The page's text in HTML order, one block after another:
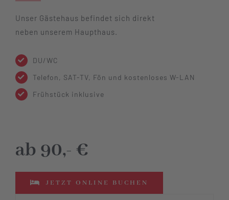
Unser Gästehaus befindet sich direkt
neben unserem Haupthaus.
DU/WC
Telefon, SAT-TV, Fön und kostenloses W-LAN
Frühstück inklusive
ab 90,- €
JETZT ONLINE BUCHEN